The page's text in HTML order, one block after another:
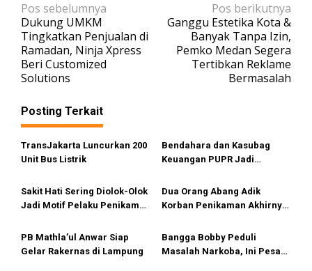
N
a
v
i
g
a
s
i
p
o
s
Pos sebelumnya
Dukung UMKM
Tingkatkan Penjualan di
Ramadan, Ninja Xpress
Beri Customized
Solutions
Pos berikutnya
Ganggu Estetika Kota &
Banyak Tanpa Izin,
Pemko Medan Segera
Tertibkan Reklame
Bermasalah
Posting Terkait
TransJakarta Luncurkan 200
Unit Bus Listrik
Bendahara dan Kasubag
Keuangan PUPR Jadi
Sakit Hati Sering Diolok-Olok
Jadi Motif Pelaku Penikaman
Dua Orang Abang Adik
Korban Penikaman Akhirnya
PB Mathla’ul Anwar Siap
Gelar Rakernas di Lampung
Bangga Bobby Peduli
Masalah Narkoba, Ini Pesan